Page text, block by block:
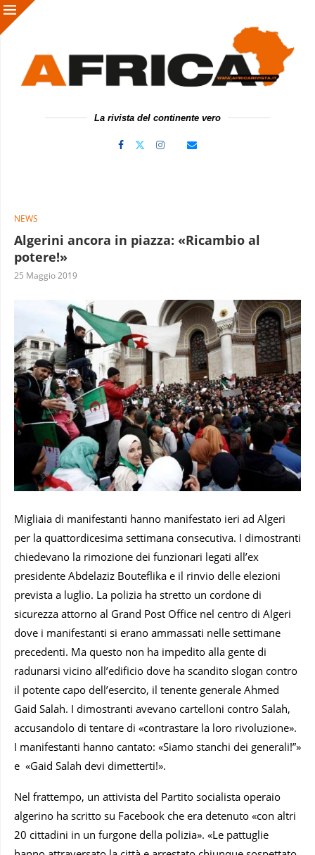
La rivista del continente vero
NEWS
Algerini ancora in piazza: «Ricambio al
potere!»
25 Maggio 2019
Migliaia di manifestanti hanno manifestato ieri ad Algeri
per la quattordicesima settimana consecutiva. I dimostranti
chiedevano la rimozione dei funzionari legati all’ex
presidente Abdelaziz Bouteflika e il rinvio delle elezioni
prevista a luglio. La polizia ha stretto un cordone di
sicurezza attorno al Grand Post Office nel centro di Algeri
dove i manifestanti si erano ammassati nelle settimane
precedenti. Ma questo non ha impedito alla gente di
radunarsi vicino all’edificio dove ha scandito slogan contro
il potente capo dell’esercito, il tenente generale Ahmed
Gaid Salah. I dimostranti avevano cartelloni contro Salah,
accusandolo di tentare di «contrastare la loro rivoluzione».
I manifestanti hanno cantato: «Siamo stanchi dei generali!”»
e «Gaid Salah devi dimetterti!».
Nel frattempo, un attivista del Partito socialista operaio
algerino ha scritto su Facebook che era detenuto «con altri
20 cittadini in un furgone della polizia». «Le pattuglie